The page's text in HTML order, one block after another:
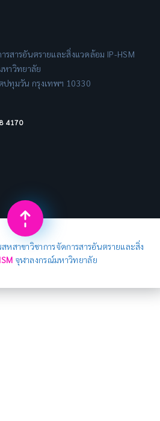
รสารอันตรายและสิ่งแวดล้อม IP-HSM
าวิทยาลัย
ทุมวัน กรุงเทพฯ 10330
4170
สาขาวิชาการจัดการสารอันตรายและสิ่ง
จุฬาลงกรณ์มหาวิทยาลัย